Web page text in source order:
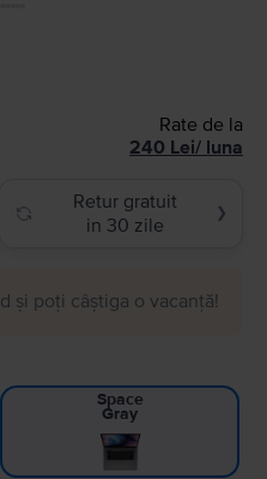
Rate de la
240 Lei/ luna
Retur gratuit
in 30 zile
❯
și poți câștiga o vacanță!
Space
Gray